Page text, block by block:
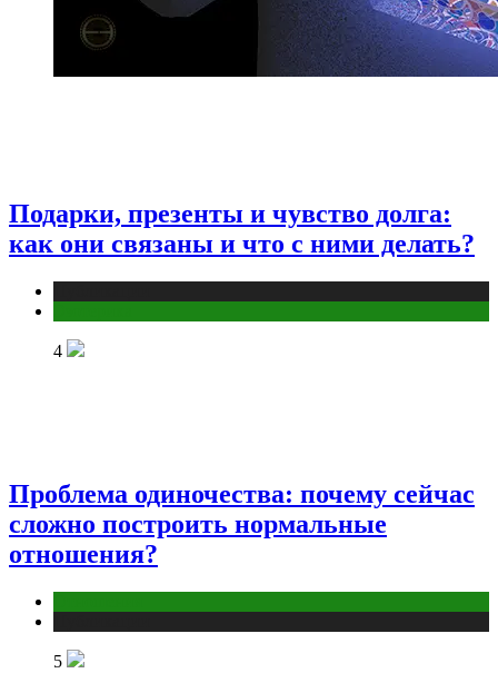
Подарки, презенты и чувство долга:
как они связаны и что с ними делать?
4
Проблема одиночества: почему сейчас
сложно построить нормальные
отношения?
5